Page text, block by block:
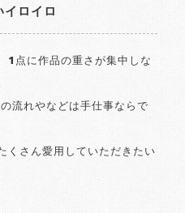
イロイロ
1点に作品の重さが集中しな
流れやなどは手仕事ならで
くさん愛用していただきたい